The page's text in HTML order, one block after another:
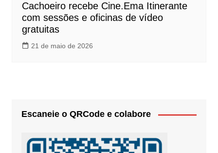
Cachoeiro recebe Cine.Ema Itinerante
com sessões e oficinas de vídeo
gratuitas
21 de maio de 2026
Escaneie o QRCode e colabore